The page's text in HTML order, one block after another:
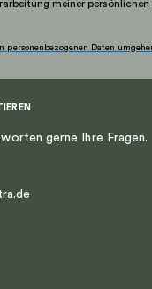
meiner persönlichen
personenbezogenen Daten
gerne Ihre Fragen.